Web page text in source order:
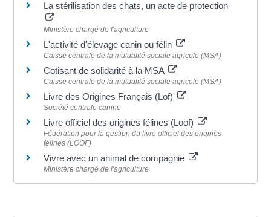
La stérilisation des chats, un acte de protection
Ministère chargé de l'agriculture
L'activité d'élevage canin ou félin
Caisse centrale de la mutualité sociale agricole (MSA)
Cotisant de solidarité à la MSA
Caisse centrale de la mutualité sociale agricole (MSA)
Livre des Origines Français (Lof)
Société centrale canine
Livre officiel des origines félines (Loof)
Fédération pour la gestion du livre officiel des origines
félines (LOOF)
Vivre avec un animal de compagnie
Ministère chargé de l'agriculture